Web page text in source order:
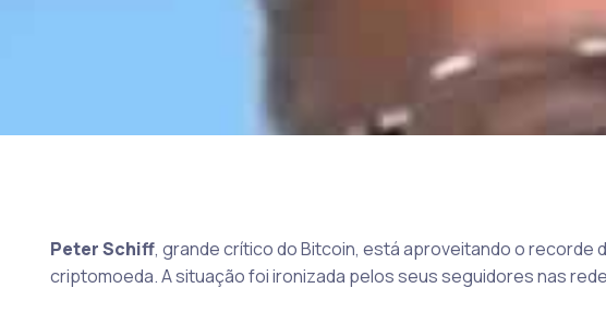
Peter Schiff, grande crítico do Bitcoin, está aproveitando o recorde
criptomoeda. A situação foi ironizada pelos seus seguidores nas